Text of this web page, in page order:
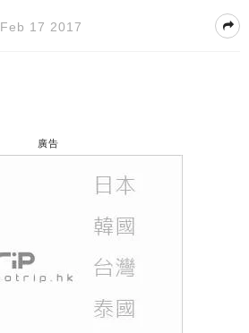
Feb 17 2017
廣告